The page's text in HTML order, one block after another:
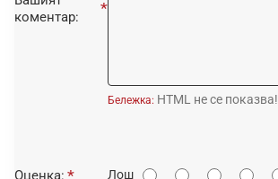
коментар:
Бележка: HTML не се показва!
О
Оценка: Лош